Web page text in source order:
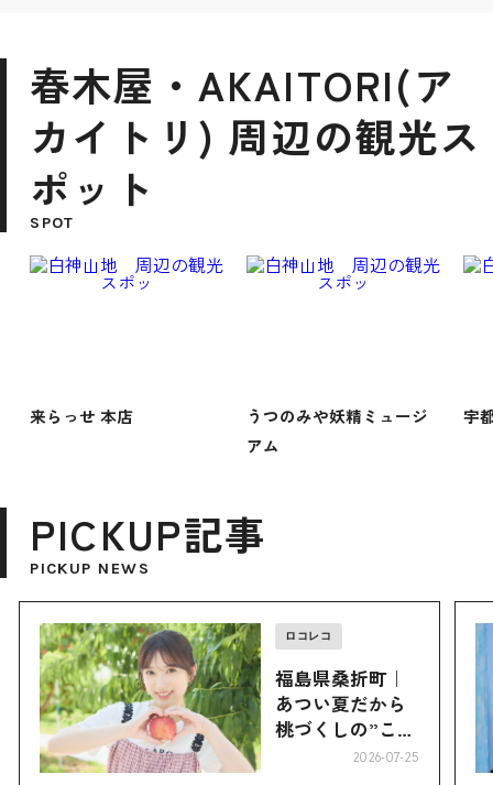
春木屋・AKAITORI(ア
カイトリ) 周辺の観光ス
ポット
SPOT
来らっせ 本店
うつのみや妖精ミュージ
アム
宇
PICKUP記事
PICKUP NEWS
ロコレコ
福島県桑折町｜
あつい夏だから
桃づくしの”こお
2026-07-25